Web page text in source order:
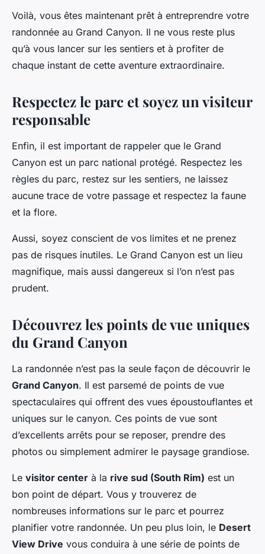
Voilà, vous êtes maintenant prêt à entreprendre votre
randonnée au Grand Canyon. Il ne vous reste plus
qu’à vous lancer sur les sentiers et à profiter de
chaque instant de cette aventure extraordinaire.
Respectez le parc et soyez un visiteur
responsable
Enfin, il est important de rappeler que le Grand
Canyon est un parc national protégé. Respectez les
règles du parc, restez sur les sentiers, ne laissez
aucune trace de votre passage et respectez la faune
et la flore.
Aussi, soyez conscient de vos limites et ne prenez
pas de risques inutiles. Le Grand Canyon est un lieu
magnifique, mais aussi dangereux si l’on n’est pas
prudent.
Découvrez les points de vue uniques
du Grand Canyon
La randonnée n’est pas la seule façon de découvrir le
Grand Canyon. Il est parsemé de points de vue
spectaculaires qui offrent des vues époustouflantes et
uniques sur le canyon. Ces points de vue sont
d’excellents arrêts pour se reposer, prendre des
photos ou simplement admirer le paysage grandiose.
Le visitor center à la rive sud (South Rim) est un
bon point de départ. Vous y trouverez de
nombreuses informations sur le parc et pourrez
planifier votre randonnée. Un peu plus loin, le Desert
View Drive vous conduira à une série de points de